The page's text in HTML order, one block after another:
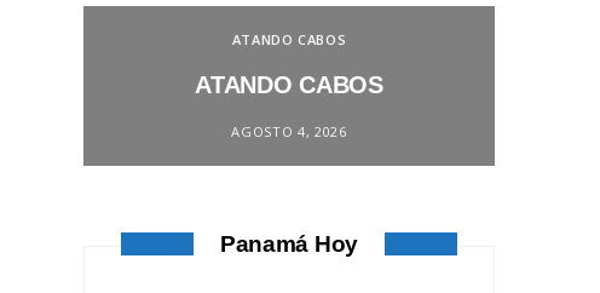
ATANDO CABOS
ATANDO CABOS
AGOSTO 4, 2026
Panamá Hoy